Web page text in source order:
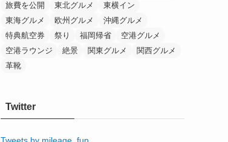
旅費を公開
東北グルメ
東横イン
東海グルメ
欧州グルメ
沖縄グルメ
特典航空券
祭り 福岡帰省
空港グルメ
空港ラウンジ
絶景 関東グルメ
関西グルメ
革靴
Twitter